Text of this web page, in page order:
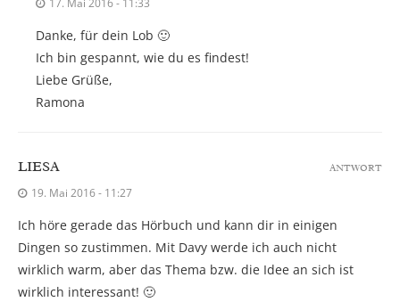
17. Mai 2016 - 11:33
Danke, für dein Lob 🙂
Ich bin gespannt, wie du es findest!
Liebe Grüße,
Ramona
LIESA
19. Mai 2016 - 11:27
Ich höre gerade das Hörbuch und kann dir in einigen
Dingen so zustimmen. Mit Davy werde ich auch nicht
wirklich warm, aber das Thema bzw. die Idee an sich ist
wirklich interessant! 🙂
ANTWORT